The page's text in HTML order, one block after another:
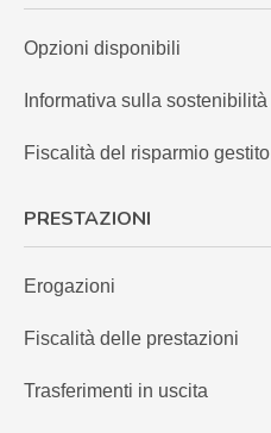
Opzioni disponibili
Informativa sulla sostenibilità
Fiscalità del risparmio gestito
PRESTAZIONI
Erogazioni
Fiscalità delle prestazioni
Trasferimenti in uscita